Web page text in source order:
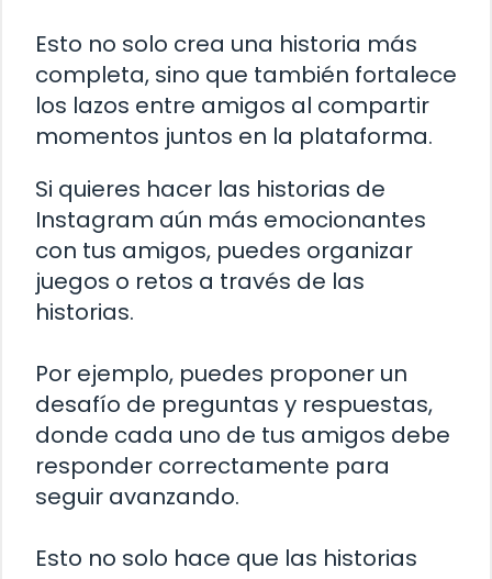
Esto no solo crea una historia más
completa, sino que también fortalece
los lazos entre amigos al compartir
momentos juntos en la plataforma.
Si quieres hacer las historias de
Instagram aún más emocionantes
con tus amigos, puedes organizar
juegos o retos a través de las
historias.
Por ejemplo, puedes proponer un
desafío de preguntas y respuestas,
donde cada uno de tus amigos debe
responder correctamente para
seguir avanzando.
Esto no solo hace que las historias